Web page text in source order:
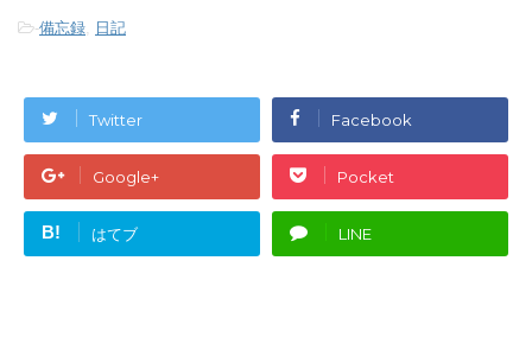
-備忘録, 日記
Twitter Facebook
Google+ Pocket
B! はてブ LINE